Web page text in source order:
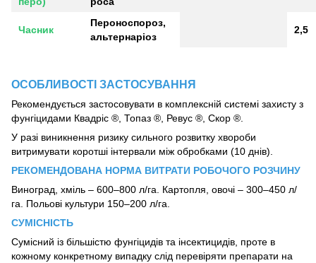
Часник
Пероноспороз,
альтернаріоз
2,5
ОСОБЛИВОСТІ ЗАСТОСУВАННЯ
Рекомендується застосовувати в комплексній системі захисту з
фунгіцидами Квадріс ®, Топаз ®, Ревус ®, Скор ®.
У разі виникнення ризику сильного розвитку хвороби
витримувати коротші інтервали між обробками (10 днів).
РЕКОМЕНДОВАНА НОРМА ВИТРАТИ РОБОЧОГО РОЗЧИНУ
Виноград, хміль – 600–800 л/га. Картопля, овочі – 300–450 л/
га. Польові культури 150–200 л/га.
СУМІСНІСТЬ
Сумісний із більшістю фунгіцидів та інсектицидів, проте в
кожному конкретному випадку слід перевіряти препарати на